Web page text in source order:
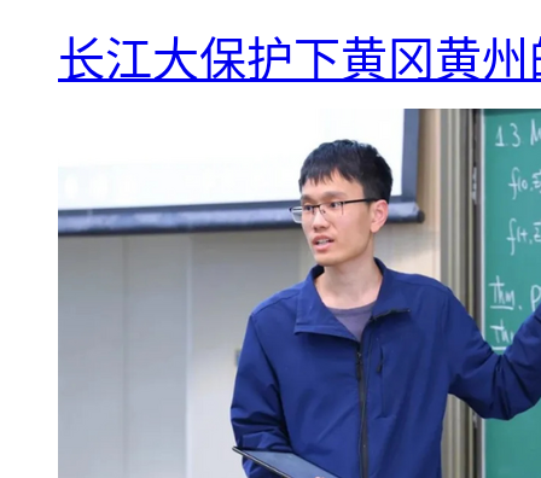
长江大保护下黄冈黄